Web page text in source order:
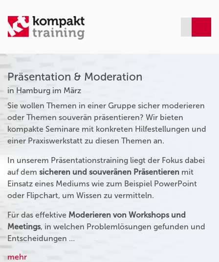
Präsentation & Moderation
in Hamburg im März
Sie wollen Themen in einer Gruppe sicher moderieren
oder Themen souverän präsentieren? Wir bieten
kompakte Seminare mit konkreten Hilfestellungen und
einer Praxiswerkstatt zu diesen Themen an.
In unserem Präsentationstraining liegt der Fokus dabei
auf dem sicheren und souveränen Präsentieren mit
Einsatz eines Mediums wie zum Beispiel PowerPoint
oder Flipchart, um Wissen zu vermitteln.
Für das effektive Moderieren von Workshops und
Meetings, in welchen Problemlösungen gefunden und
Entscheidungen …
mehr